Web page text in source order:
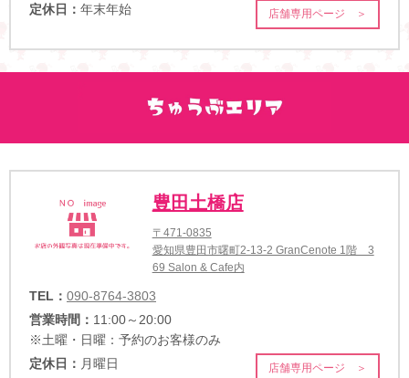
定休日： 年末年始 店舗専用ページ ＞
豊田土橋店
〒471-0835
愛知県豊田市曙町2-13-2 GranCenote 1階 3
69 Salon & Cafe内
TEL： 090-8764-3803
営業時間： 11:00～20:00
※土曜・日曜：予約のお客様のみ
定休日： 月曜日 店舗専用ページ ＞